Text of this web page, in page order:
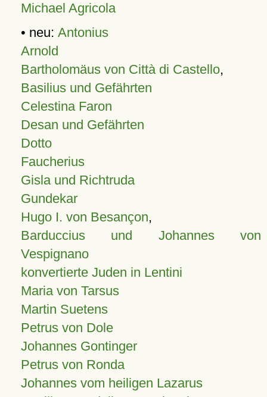
Michael Agricola
• neu: Antonius
Arnold
Bartholomäus von Città di Castello,
Basilius und Gefährten
Celestina Faron
Desan und Gefährten
Dotto
Faucherius
Gisla und Richtruda
Gundekar
Hugo I. von Besançon,
Barduccius und Johannes von
Vespignano
konvertierte Juden in Lentini
Maria von Tarsus
Martin Suetens
Petrus von Dole
Johannes Gontinger
Petrus von Ronda
Johannes vom heiligen Lazarus